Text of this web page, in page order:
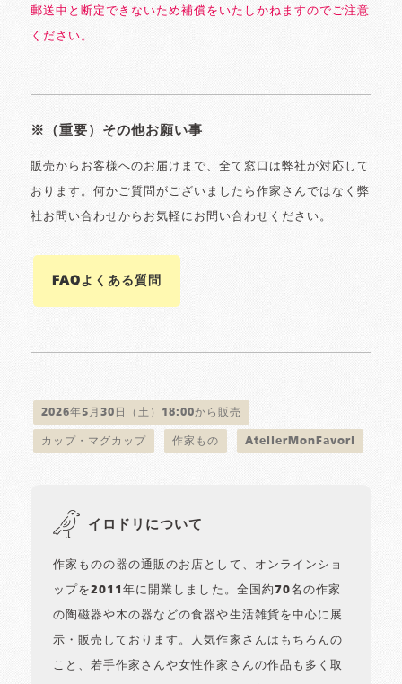
郵送中と断定できないため補償をいたしかねますのでご注意
ください。
※（重要）その他お願い事
販売からお客様へのお届けまで、全て窓口は弊社が対応して
おります。何かご質問がございましたら作家さんではなく弊
社お問い合わせからお気軽にお問い合わせください。
FAQよくある質問
2026年5月30日（土）18:00から販売
カップ・マグカップ 作家もの AtelierMonFavori
イロドリについて
作家ものの器の通販のお店として、オンラインショ
ップを2011年に開業しました。全国約70名の作家
の陶磁器や木の器などの食器や生活雑貨を中心に展
示・販売しております。人気作家さんはもちろんの
こと、若手作家さんや女性作家さんの作品も多く取